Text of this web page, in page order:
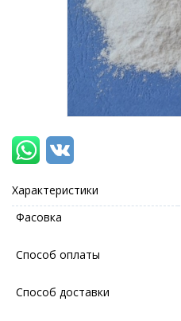
Характеристики
Фасовка
Способ оплаты
Способ доставки